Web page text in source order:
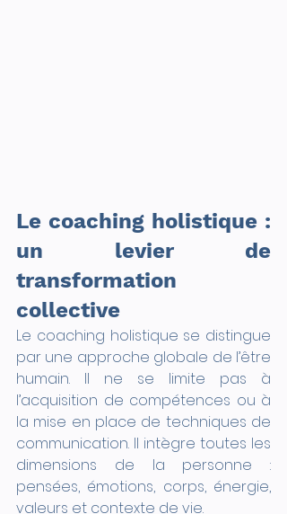
Le coaching holistique :
un levier de
transformation
collective
Le coaching holistique se distingue
par une approche globale de l’être
humain. Il ne se limite pas à
l’acquisition de compétences ou à
la mise en place de techniques de
communication. Il intègre toutes les
dimensions de la personne :
pensées, émotions, corps, énergie,
valeurs et contexte de vie.